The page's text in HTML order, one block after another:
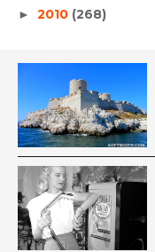
► 2010 (268)